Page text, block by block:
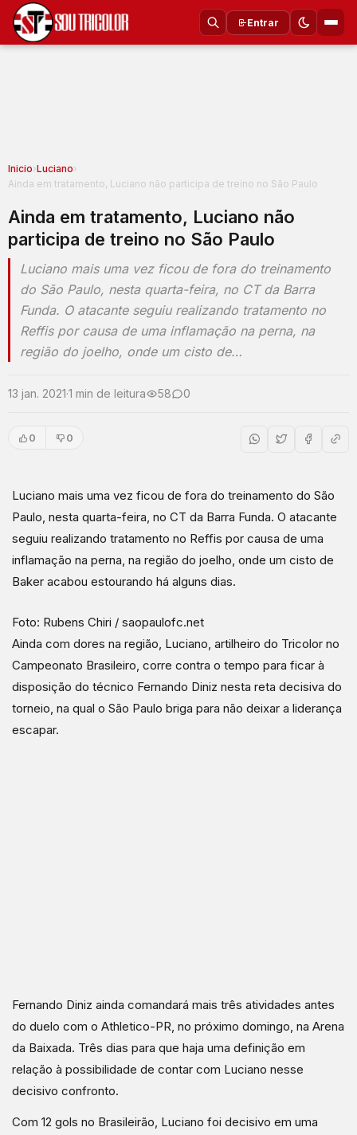
Entrar
Inicio›Luciano›
Ainda em tratamento, Luciano não participa de treino no São Paulo
Ainda em tratamento, Luciano não
participa de treino no São Paulo
Luciano mais uma vez ficou de fora do treinamento
do São Paulo, nesta quarta-feira, no CT da Barra
Funda. O atacante seguiu realizando tratamento no
Reffis por causa de uma inflamação na perna, na
região do joelho, onde um cisto de…
13 jan. 2021·1 min de leitura 58 0
0 0
Luciano mais uma vez ficou de fora do treinamento do São
Paulo, nesta quarta-feira, no CT da Barra Funda. O atacante
seguiu realizando tratamento no Reffis por causa de uma
inflamação na perna, na região do joelho, onde um cisto de
Baker acabou estourando há alguns dias.
Foto: Rubens Chiri / saopaulofc.net
Ainda com dores na região, Luciano, artilheiro do Tricolor no
Campeonato Brasileiro, corre contra o tempo para ficar à
disposição do técnico Fernando Diniz nesta reta decisiva do
torneio, na qual o São Paulo briga para não deixar a liderança
escapar.
Fernando Diniz ainda comandará mais três atividades antes
do duelo com o Athletico-PR, no próximo domingo, na Arena
da Baixada. Três dias para que haja uma definição em
relação à possibilidade de contar com Luciano nesse
decisivo confronto.
Com 12 gols no Brasileirão, Luciano foi decisivo em uma